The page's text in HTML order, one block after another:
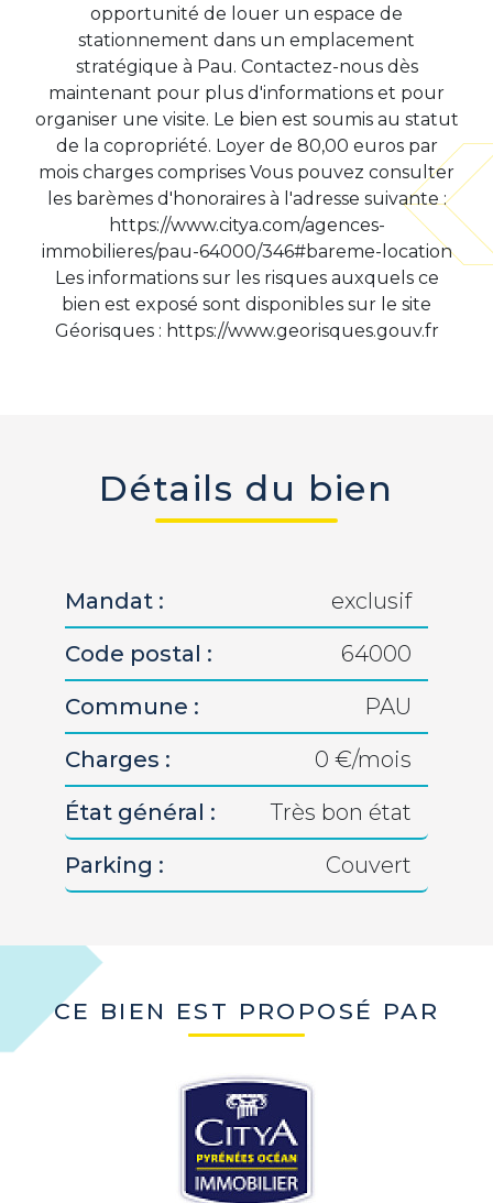
opportunité de louer un espace de
stationnement dans un emplacement
stratégique à Pau. Contactez-nous dès
maintenant pour plus d'informations et pour
organiser une visite. Le bien est soumis au statut
de la copropriété. Loyer de 80,00 euros par
mois charges comprises Vous pouvez consulter
les barèmes d'honoraires à l'adresse suivante :
https://www.citya.com/agences-
immobilieres/pau-64000/346#bareme-location
Les informations sur les risques auxquels ce
bien est exposé sont disponibles sur le site
Géorisques : https://www.georisques.gouv.fr
Détails du bien
Mandat :
exclusif
Code postal :
64000
Commune :
PAU
Charges :
0 €/mois
État général :
Très bon état
Parking :
Couvert
CE BIEN EST PROPOSÉ PAR